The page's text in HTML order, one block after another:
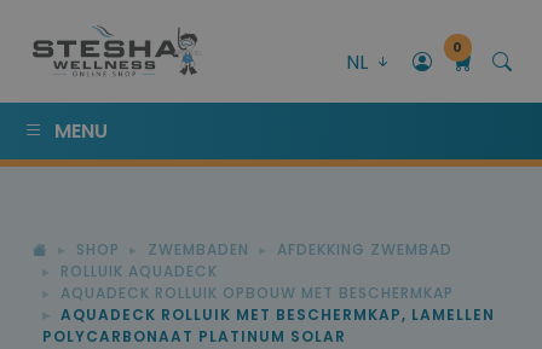
NL
0
MENU
SHOP ZWEMBADEN
AFDEKKING ZWEMBAD
ROLLUIK AQUADECK
AQUADECK ROLLUIK OPBOUW MET BESCHERMKAP
AQUADECK ROLLUIK MET BESCHERMKAP, LAMELLEN
POLYCARBONAAT PLATINUM SOLAR